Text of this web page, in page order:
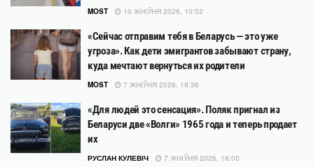
MOST 10 ЖНІЎНЯ 2026, 10:52
«Сейчас отправим тебя в Беларусь — это уже
угроза». Как дети эмигрантов забывают страну,
куда мечтают вернуться их родители
MOST 7 ЖНІЎНЯ 2026, 19:36
«Для людей это сенсация». Поляк пригнал из
Беларуси две «Волги» 1965 года и теперь продает
их
РУСЛАН КУЛЕВІЧ 7 ЖНІЎНЯ 2026, 16:00